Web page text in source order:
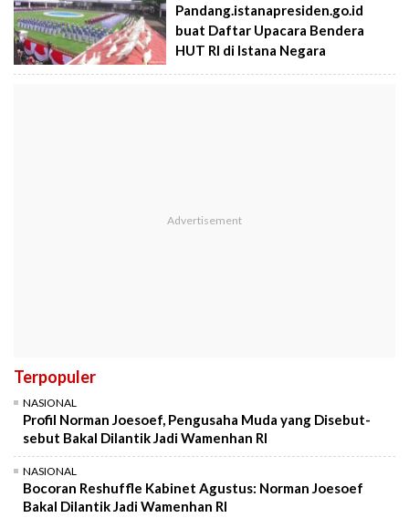
Pandang.istanapresiden.go.id
buat Daftar Upacara Bendera
HUT RI di Istana Negara
Terpopuler
NASIONAL
Profil Norman Joesoef, Pengusaha Muda yang Disebut-
sebut Bakal Dilantik Jadi Wamenhan RI
NASIONAL
Bocoran Reshuffle Kabinet Agustus: Norman Joesoef
Bakal Dilantik Jadi Wamenhan RI